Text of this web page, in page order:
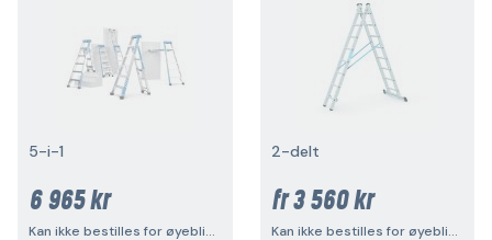
5-i-1
6 965 kr
Kan ikke bestilles for øyeblikket
2-delt
fr3 560 kr
Kan ikke bestilles for øyeblikket